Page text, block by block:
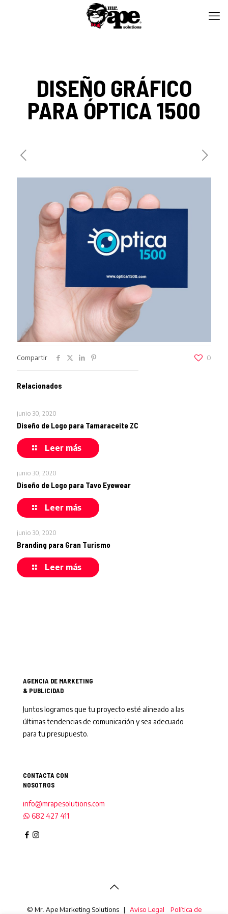
DISEÑO GRÁFICO
PARA ÓPTICA 1500
Compartir 0
Relacionados
junio 30, 2020
Diseño de Logo para Tamaraceite ZC
Leer más
junio 30, 2020
Diseño de Logo para Tavo Eyewear
Leer más
junio 30, 2020
Branding para Gran Turismo
Leer más
AGENCIA DE MARKETING
& PUBLICIDAD
Juntos logramos que tu proyecto esté alineado a las
últimas tendencias de comunicación y sea adecuado
para tu presupuesto.
CONTACTA CON
NOSOTROS
info@mrapesolutions.com
682 427 411
© Mr. Ape Marketing Solutions | Aviso Legal Política de